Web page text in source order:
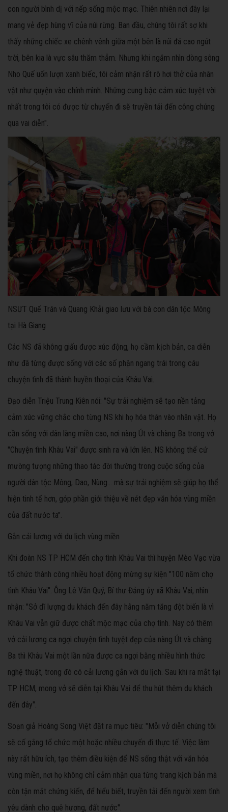
con người bình dị với nếp sống mộc mạc. Thiên nhiên nơi đây lại
mang vẻ đẹp hùng vĩ của núi rừng. Ban đầu, chúng tôi rất sợ khi
thấy những chiếc xe chênh vênh giữa một bên là núi đá cao ngút
trời, bên kia là vực sâu thăm thẳm. Nhưng khi ngắm nhìn dòng sông
Nho Quế uốn lượn xanh biếc, tôi cảm nhận rất rõ hơi thở của nhân
vật như quyện vào chính mình. Những cung bậc cảm xúc tuyệt vời
nhất trong tôi có được từ chuyến đi sẽ truyền tải đến công chúng
qua vai diễn".
NSƯT Quế Trân và Quang Khải giao lưu với bà con dân tộc Mông
tại Hà Giang
Các NS đã không giấu được xúc động, họ cầm kịch bản, ca diễn
như đã từng được sống với các số phận ngang trái trong câu
chuyện tình đã thành huyền thoại của Khâu Vai.
Đạo diễn Triệu Trung Kiên nói: "Sự trải nghiệm sẽ tạo nền tảng
cảm xúc vững chắc cho từng NS khi họ hóa thân vào nhân vật. Họ
cần sống với dân làng miền cao, nơi nàng Út và chàng Ba trong vở
"Chuyện tình Khâu Vai" được sinh ra và lớn lên. NS không thể cứ
mường tượng những thao tác đời thường trong cuộc sống của
người dân tộc Mông, Dao, Nùng… mà sự trải nghiệm sẽ giúp họ thể
hiện tinh tế hơn, góp phần giới thiệu về nét đẹp văn hóa vùng miền
của đất nước ta".
Gắn cải lương với du lịch vùng miền
Khi đoàn NS TP HCM đến chợ tình Khâu Vai thì huyện Mèo Vạc vừa
tổ chức thành công nhiều hoạt động mừng sự kiện "100 năm chợ
tình Khâu Vai". Ông Lê Văn Quý, Bí thư Đảng ủy xã Khâu Vai, nhìn
nhận: "Sở dĩ lượng du khách đến đây hằng năm tăng đột biến là vì
Khâu Vai vẫn giữ được chất mộc mạc của chợ tình. Nay có thêm
vở cải lương ca ngợi chuyện tình tuyệt đẹp của nàng Út và chàng
Ba thì Khâu Vai một lần nữa được ca ngợi bằng nhiều hình thức
nghệ thuật, trong đó có cải lương gắn với du lịch. Sau khi ra mắt tại
TP HCM, mong vở sẽ diễn tại Khâu Vai để thu hút thêm du khách
đến đây".
Soạn giả Hoàng Song Việt đặt ra mục tiêu: "Mỗi vở diễn chúng tôi
sẽ cố gắng tổ chức một hoặc nhiều chuyến đi thực tế. Việc làm
này rất hữu ích, tạo thêm điều kiện để NS sống thật với văn hóa
vùng miền, nơi họ không chỉ cảm nhận qua từng trang kịch bản mà
còn tận mắt chứng kiến, để hiểu biết, truyền tải đến người xem tình
yêu dành cho quê hương, đất nước".